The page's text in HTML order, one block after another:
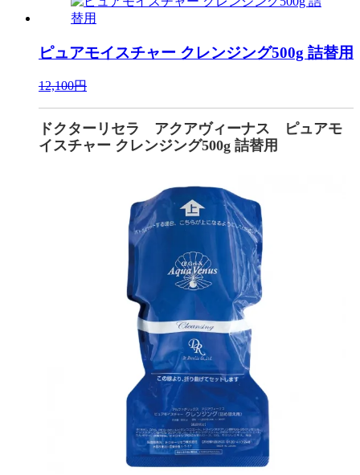
ピュアモイスチャー クレンジング500g 詰替用
12,100円
ドクターリセラ アクアヴィーナス ピュアモ
イスチャー クレンジング500g 詰替用